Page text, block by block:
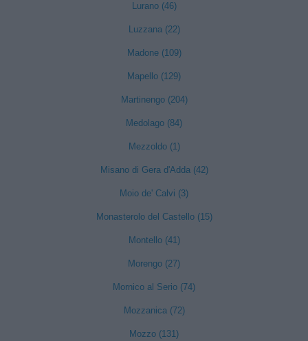
Lurano (46)
Luzzana (22)
Madone (109)
Mapello (129)
Martinengo (204)
Medolago (84)
Mezzoldo (1)
Misano di Gera d'Adda (42)
Moio de' Calvi (3)
Monasterolo del Castello (15)
Montello (41)
Morengo (27)
Mornico al Serio (74)
Mozzanica (72)
Mozzo (131)